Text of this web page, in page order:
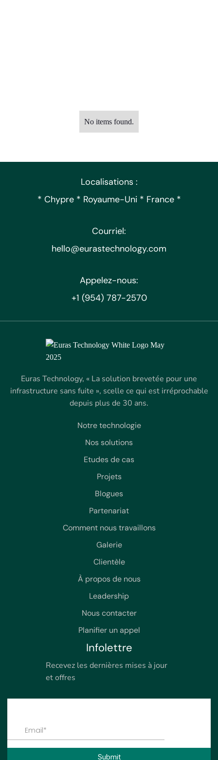
No items found.
Localisations :
* Chypre * Royaume-Uni * France *
Courriel:
hello@eurastechnology.com
Appelez-nous:
+1 (954) 787-2570
Euras Technology, « La solution brevetée pour une
infrastructure sans fuite », scelle ce qui est irréprochable
depuis plus de 30 ans.
Notre technologie
Nos solutions
Etudes de cas
Projets
Blogues
Partenariat
Comment nous travaillons
Galerie
Clientèle
À propos de nous
Leadership
Nous contacter
Planifier un appel
Infolettre
Recevez les dernières mises à jour
et offres